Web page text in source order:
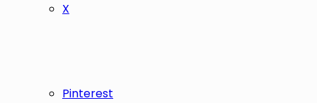
X
Pinterest